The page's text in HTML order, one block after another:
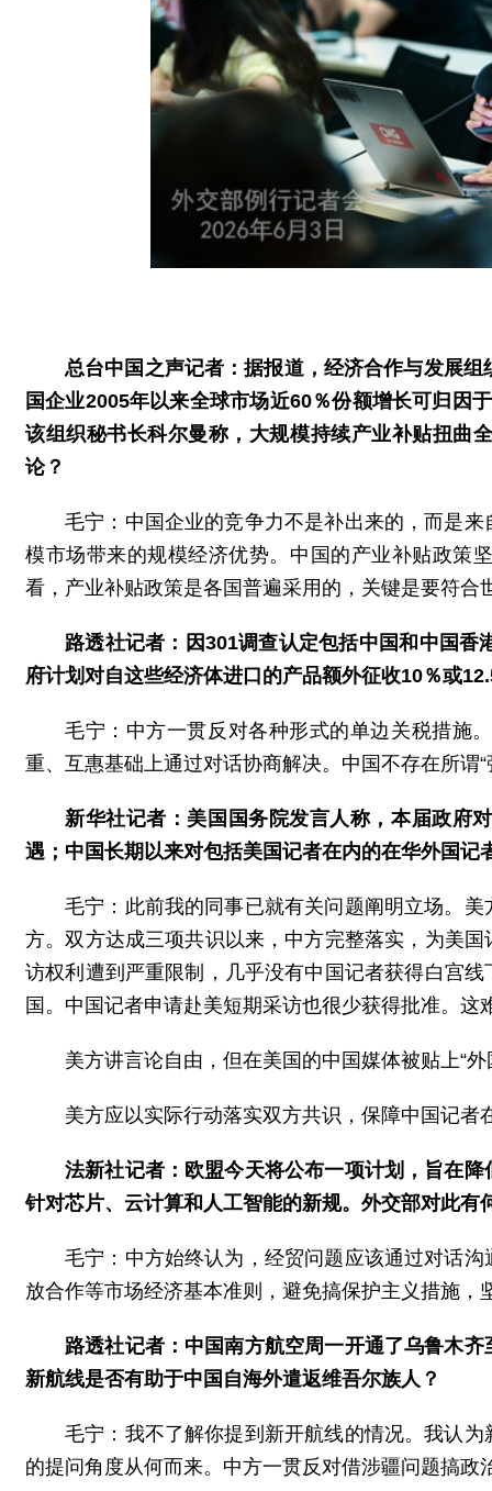
总台中国之声记者：据报道，经济合作与发展
国企业2005年以来全球市场近60％份额增长可归因
该组织秘书长科尔曼称，大规模持续产业补贴扭曲
论？
毛宁：中国企业的竞争力不是补出来的，而是
模市场带来的规模经济优势。中国的产业补贴政策
看，产业补贴政策是各国普遍采用的，关键是要符
路透社记者：因301调查认定包括中国和中国
府计划对自这些经济体进口的产品额外征收10％或
毛宁：中方一贯反对各种形式的单边关税措施
重、互惠基础上通过对话协商解决。中国不存在所谓
新华社记者：美国国务院发言人称，本届政府
遇；中国长期以来对包括美国记者在内的在华外国记
毛宁：此前我的同事已就有关问题阐明立场。
方。双方达成三项共识以来，中方完整落实，为美
访权利遭到严重限制，几乎没有中国记者获得白宫
国。中国记者申请赴美短期采访也很少获得批准。这
美方讲言论自由，但在美国的中国媒体被贴上“
美方应以实际行动落实双方共识，保障中国记者
法新社记者：欧盟今天将公布一项计划，旨在
针对芯片、云计算和人工智能的新规。外交部对此有
毛宁：中方始终认为，经贸问题应该通过对话
放合作等市场经济基本准则，避免搞保护主义措施
路透社记者：中国南方航空周一开通了乌鲁木
新航线是否有助于中国自海外遣返维吾尔族人？
毛宁：我不了解你提到新开航线的情况。我认
的提问角度从何而来。中方一贯反对借涉疆问题搞政